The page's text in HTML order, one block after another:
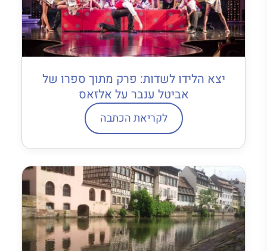
יצא הלידו לשדות: פרק מתוך ספרו של
אביטל ענבר על אלזאס
לקריאת הכתבה